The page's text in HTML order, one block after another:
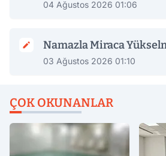
04 Ağustos 2026 01:06
Namazla Miraca
03 Ağustos 2026 01:10
ÇOK OKUNANLAR